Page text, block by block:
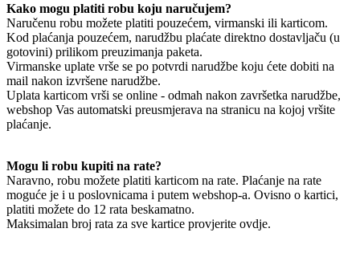
Kako mogu platiti robu koju naručujem?
Naručenu robu možete platiti pouzećem, virmanski ili karticom.
Kod plaćanja pouzećem, narudžbu plaćate direktno dostavljaču (u
gotovini) prilikom preuzimanja paketa.
Virmanske uplate vrše se po potvrdi narudžbe koju ćete dobiti na
mail nakon izvršene narudžbe.
Uplata karticom vrši se online - odmah nakon završetka narudžbe,
webshop Vas automatski preusmjerava na stranicu na kojoj vršite
plaćanje.
Mogu li robu kupiti na rate?
Naravno, robu možete platiti karticom na rate. Plaćanje na rate
moguće je i u poslovnicama i putem webshop-a. Ovisno o kartici,
platiti možete do 12 rata beskamatno.
Maksimalan broj rata za sve kartice provjerite ovdje.